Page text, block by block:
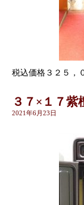
税込価格３２５
３７×１７
2021年6月23日